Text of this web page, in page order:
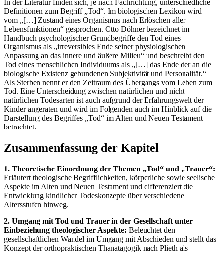
In der Literatur finden sich, je nach Fachrichtung, unterschiedliche
Definitionen zum Begriff „Tod“. Im biologischen Lexikon wird
vom „[…] Zustand eines Organismus nach Erlöschen aller
Lebensfunktionen“ gesprochen. Otto Döhner bezeichnet im
Handbuch psychologischer Grundbegriffe den Tod eines
Organismus als „irreversibles Ende seiner physiologischen
Anpassung an das innere und äußere Milieu“ und beschreibt den
Tod eines menschlichen Individuums als „[…] das Ende der an die
biologische Existenz gebundenen Subjektivität und Personalität.“
Als Sterben nennt er den Zeitraum des Übergangs vom Leben zum
Tod. Eine Unterscheidung zwischen natürlichen und nicht
natürlichen Todesarten ist auch aufgrund der Erfahrungswelt der
Kinder angeraten und wird im Folgenden auch im Hinblick auf die
Darstellung des Begriffes „Tod“ im Alten und Neuen Testament
betrachtet.
Zusammenfassung der Kapitel
1. Theoretische Einordnung der Themen „Tod“ und „Trauer“:
Erläutert theologische Begrifflichkeiten, körperliche sowie seelische
Aspekte im Alten und Neuen Testament und differenziert die
Entwicklung kindlicher Todeskonzepte über verschiedene
Altersstufen hinweg.
2. Umgang mit Tod und Trauer in der Gesellschaft unter
Einbeziehung theologischer Aspekte: Beleuchtet den
gesellschaftlichen Wandel im Umgang mit Abschieden und stellt das
Konzept der orthopraktischen Thanatagogik nach Plieth als